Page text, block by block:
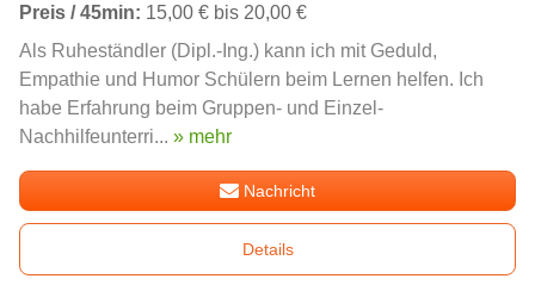
Preis / 45min: 15,00 € bis 20,00 €
Als Ruheständler (Dipl.-Ing.) kann ich mit Geduld,
Empathie und Humor Schülern beim Lernen helfen. Ich
habe Erfahrung beim Gruppen- und Einzel-
Nachhilfeunterri... » mehr
Nachricht
Details